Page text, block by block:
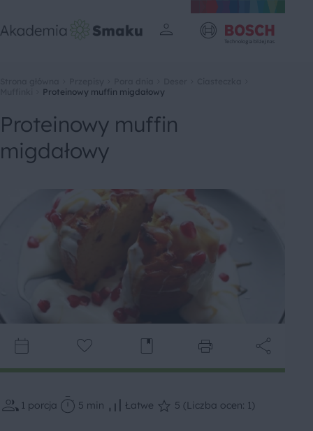
Proteinowy muffin migdałowy
Proteinowy muffin
migdałowy
1 porcja 5 min Łatwe 5 (Liczba ocen: 1)